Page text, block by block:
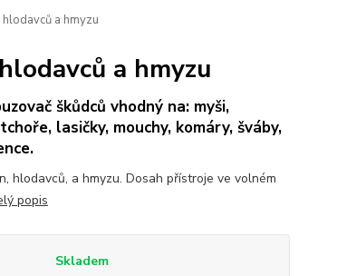
a hmyzu
a hmyzu
škůdců vhodný na: myši,
lasičky, mouchy, komáry, šváby,
hlodavců, a hmyzu. Dosah přístroje ve volném
popis
Skladem